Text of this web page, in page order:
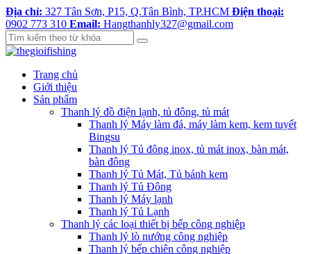
Địa chỉ: 327 Tân Sơn, P15, Q.Tân Bình, TP.HCM Điện thoại:
0902 773 310 Email: Hangthanhly327@gmail.com
Trang chủ
Giới thiệu
Sản phẩm
Thanh lý đồ điện lạnh, tủ đông, tủ mát
Thanh lý Máy làm đá, máy làm kem, kem tuyết
Bingsu
Thanh lý Tủ đông inox, tủ mát inox, bàn mát,
bàn đông
Thanh lý Tủ Mát, Tủ bánh kem
Thanh lý Tủ Đông
Thanh lý Máy lạnh
Thanh lý Tủ Lạnh
Thanh lý các loại thiết bị bếp công nghiệp
Thanh lý lò nướng công nghiệp
Thanh lý bếp chiên công nghiệp